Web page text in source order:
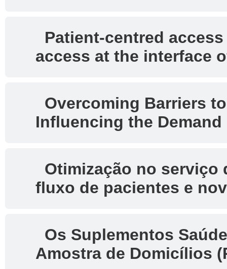
Patient-centred
access at the interface
Overcoming Barriers
Influencing the
Otimização no serviço
fluxo de pacientes e
Os Suplementos
Amostra de Domicílios